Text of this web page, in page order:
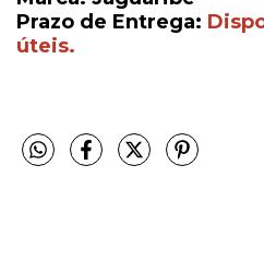
Prazo de Entrega:
úteis.